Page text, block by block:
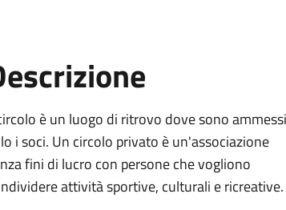
è un luogo di ritrovo dove sono ammessi
i soci. Un circolo privato è un'associazione
fini di lucro con persone che vogliono
attività sportive, culturali e ricreative.